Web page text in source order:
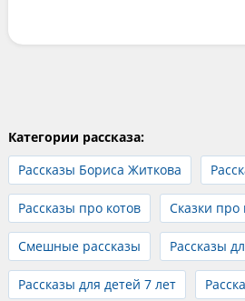
Категории рассказа:
Рассказы Бориса Житкова
Рассказы про котов Сказки про
Смешные рассказы Рассказы
Рассказы для детей 7 лет